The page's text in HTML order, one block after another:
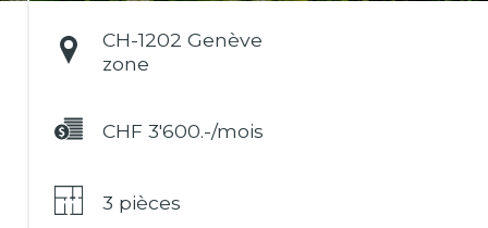
CH-1202 Genève
zone
CHF 3'600.-/mois
3 pièces